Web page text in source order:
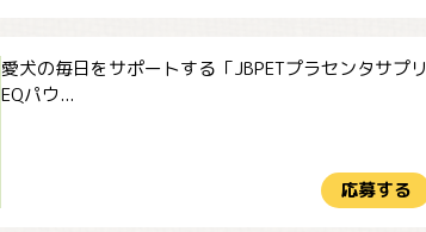
愛犬の毎日をサポートする「JBPETプラセンタサプリ
EQパウ...
応募する